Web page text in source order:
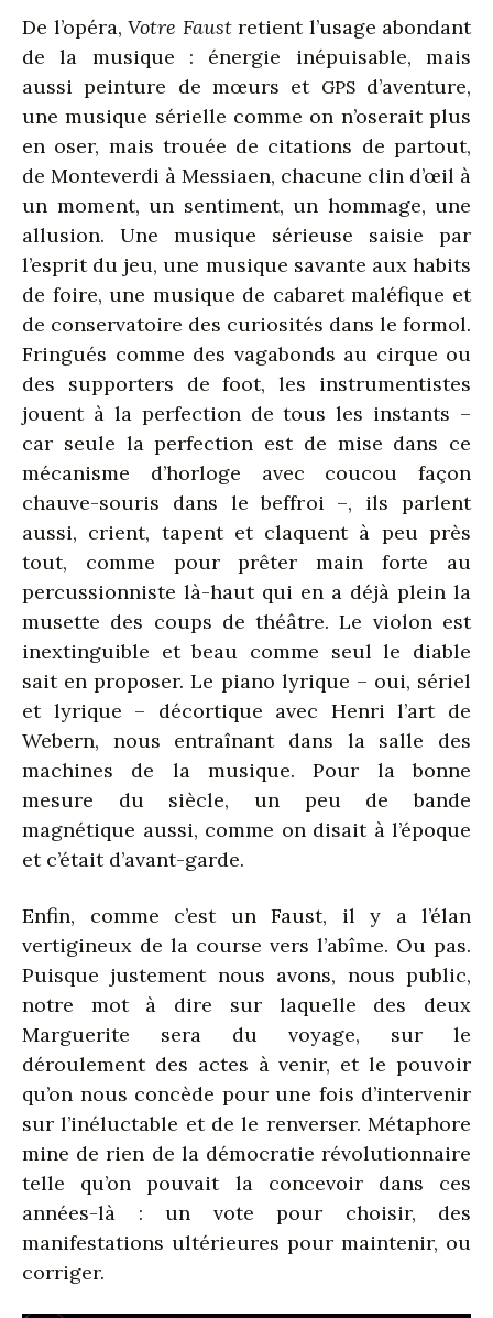
De l’opéra, Votre Faustretient l’usage abondant
de la musique : énergie inépuisable, mais
aussi peinture de mœurs et GPSd’aventure,
une musique sérielle comme on n’oserait plus
en oser, mais trouée de citations de partout,
de Monteverdi à Messiaen, chacune clin d’œil à
un moment, un sentiment, un hommage, une
allusion. Une musique sérieuse saisie par
l’esprit du jeu, une musique savante aux habits
de foire, une musique de cabaret maléfique et
de conservatoire des curiosités dans le formol.
Fringués comme des vagabonds au cirque ou
des supporters de foot, les instrumentistes
jouent à la perfection de tous les instants –
car seule la perfection est de mise dans ce
mécanisme d’horloge avec coucou façon
chauve-souris dans le beffroi –, ils parlent
aussi, crient, tapent et claquent à peu près
tout, comme pour prêter main forte au
percussionniste là-haut qui en a déjà plein la
musette des coups de théâtre. Le violon est
inextinguible et beau comme seul le diable
sait en proposer. Le piano lyrique – oui, sériel
et lyrique – décortique avec Henri l’art de
Webern, nous entraînant dans la salle des
machines de la musique. Pour la bonne
mesure du siècle, un peu de bande
magnétique aussi, comme on disait à l’époque
et c’était d’avant-garde.
Enfin, comme c’est un Faust, il y a l’élan
vertigineux de la course vers l’abîme. Ou pas.
Puisque justement nous avons, nous public,
notre mot à dire sur laquelle des deux
Marguerite sera du voyage, sur le
déroulement des actes à venir, et le pouvoir
qu’on nous concède pour une fois d’intervenir
sur l’inéluctable et de le renverser. Métaphore
mine de rien de la démocratie révolutionnaire
telle qu’on pouvait la concevoir dans ces
années-là : un vote pour choisir, des
manifestations ultérieures pour maintenir, ou
corriger.